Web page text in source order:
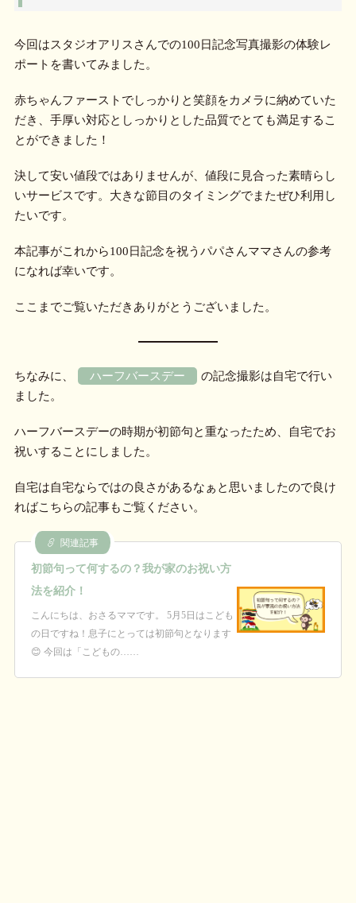
今回はスタジオアリスさんでの100日記念写真撮影の体験レ
ポートを書いてみました。
赤ちゃんファーストでしっかりと笑顔をカメラに納めていた
だき、手厚い対応としっかりとした品質でとても満足するこ
とができました！
決して安い値段ではありませんが、値段に見合った素晴らし
いサービスです。大きな節目のタイミングでまたぜひ利用し
たいです。
本記事がこれから100日記念を祝うパパさんママさんの参考
になれば幸いです。
ここまでご覧いただきありがとうございました。
ちなみに、 ハーフバースデー
の記念撮影は自宅で行い
ました。
ハーフバースデーの時期が初節句と重なったため、自宅でお
祝いすることにしました。
自宅は自宅ならではの良さがあるなぁと思いましたので良け
ればこちらの記事もご覧ください。
関連記事
初節句って何するの？我が家のお祝い方
法を紹介！
こんにちは、おさるママです。 5月5日はこども
の日ですね！息子にとっては初節句となります
😊 今回は「こどもの……